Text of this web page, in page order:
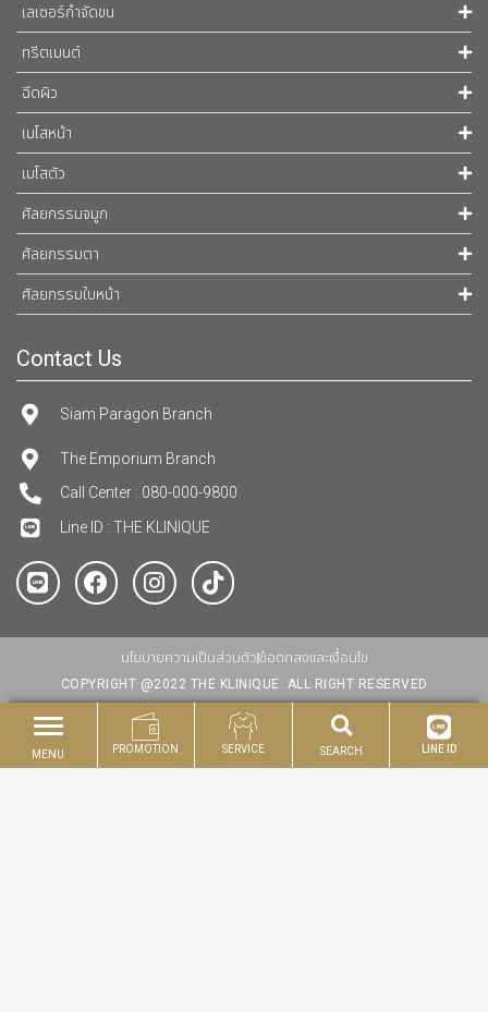
เลเซอร์กำจัดขน
ทรีตเมนต์
ฉีดผิว
เมโสหน้า
เมโสตัว
ศัลยกรรมจมูก
ศัลยกรรมตา
ศัลยกรรมใบหน้า
Contact Us
Siam Paragon Branch
The Emporium Branch
Call Center : 080-000-9800
Line ID : THE KLINIQUE
นโยบายความเป็นส่วนตัวข้อตกลงและเงื่อนไข
COPYRIGHT @2022 THE KLINIQUE. ALL RIGHT RESERVED
MENU PROMOTION SERVICE SEARCH LINE ID